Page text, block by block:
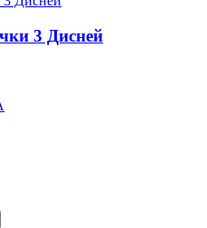
3 Дисней